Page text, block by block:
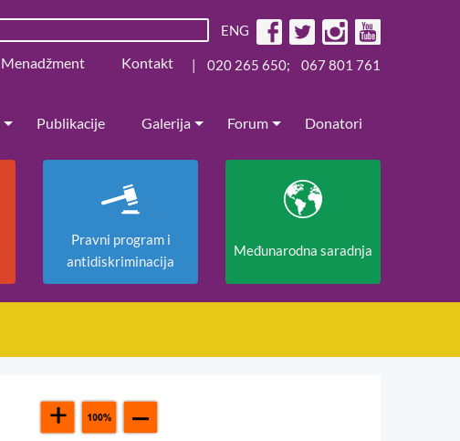
ENG
Menadžment Kontakt | 020 265 650; 067 801 761
Publikacije Galerija Forum Donatori
Pravni program i
antidiskriminacija
Međunarodna saradnja